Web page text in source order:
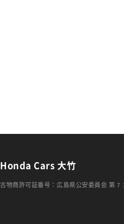
Honda Cars 大竹
古物商許可証番号：広島県公安委員会 第